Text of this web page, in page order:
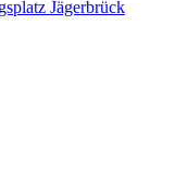
Jägerbrück